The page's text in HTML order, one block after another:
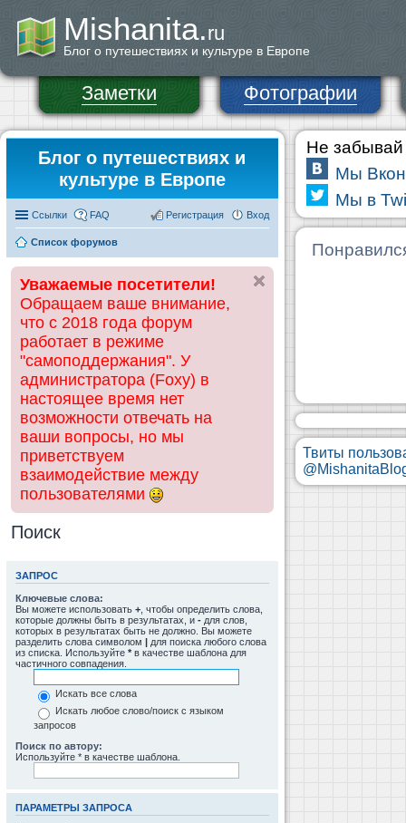
Mishanita.ru
Блог о путешествиях и культуре в Европе
Заметки Фотографии
Блог о путешествиях и
культуре в Европе
Ссылки FAQ Вход
Регистрация
Список форумов
Уважаемые посетители!
Обращаем ваше внимание,
что с 2018 года форум
работает в режиме
"самоподдержания". У
администратора (Foxy) в
настоящее время нет
возможности отвечать на
ваши вопросы, но мы
приветствуем
взаимодействие между
пользователями
Поиск
ЗАПРОС
Ключевые слова:
Вы можете использовать + , чтобы определить слова,
которые должны быть в результатах, и - для слов,
которых в результатах быть не должно. Вы можете
разделить слова символом | для поиска любого слова
из списка. Используйте * в качестве шаблона для
частичного совпадения.
Искать все слова
Искать любое слово/поиск с языком
запросов
Поиск по автору:
Используйте * в качестве шаблона.
ПАРАМЕТРЫ ЗАПРОСА
Не забывай
Мы
Мы в
Твиты